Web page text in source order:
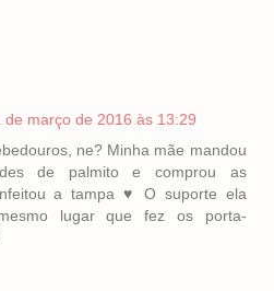
de março de 2016 às 13:29
ne? Minha mãe mandou
de palmito e comprou as
a tampa ♥ O suporte ela
lugar que fez os porta-